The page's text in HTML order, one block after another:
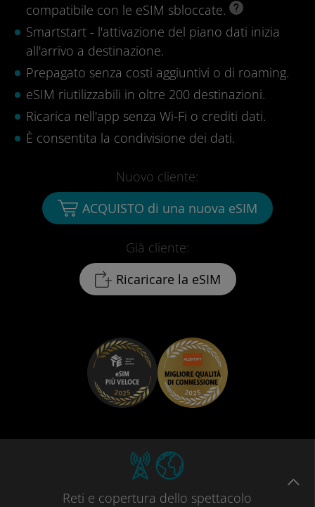
compatibile con le eSIM sbloccate.
Smartstart - l'attivazione del piano dati inizia
all'arrivo a destinazione.
Prepagato senza costi aggiuntivi o di roaming.
eSIM riutilizzabili in oltre 200 destinazioni.
Ricarica nell'app senza Wi-Fi o crediti dati.
È consentita la condivisione dei dati.
Già cliente:
Ricaricare la eSIM
Nuovo cliente:
ACQUISTO di una nuova eSIM
Reti e copertura dello spettacolo